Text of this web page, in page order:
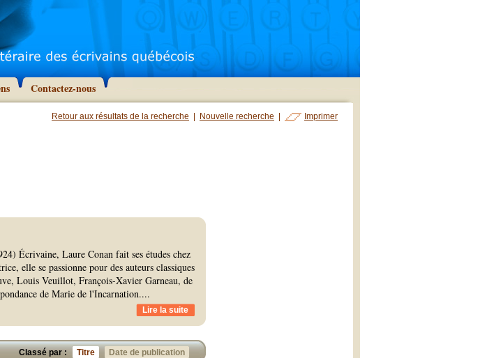
Contactez-nous
Retour aux résultats de la recherche Nouvelle recherche Imprimer
Écrivaine, Laure Conan fait ses études chez
elle se passionne pour des auteurs classiques
Louis Veuillot, François-Xavier Garneau, de
de Marie de l'Incarnation....
Lire la suite
Classé par : Titre Date de publication